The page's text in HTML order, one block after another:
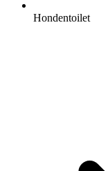
Hondentoilet